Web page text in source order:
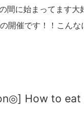
に始まってます大
開催です！！こんな
How to eat